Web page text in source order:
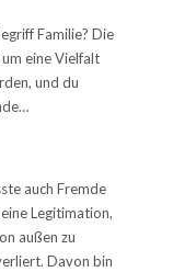
Familie? Die
eine Vielfalt
und du
auch Fremde
Legitimation,
außen zu
Davon bin